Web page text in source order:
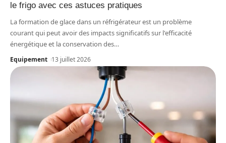
le frigo avec ces astuces pratiques
La formation de glace dans un réfrigérateur est un problème
courant qui peut avoir des impacts significatifs sur l'efficacité
énergétique et la conservation des…
Equipement 13 juillet 2026